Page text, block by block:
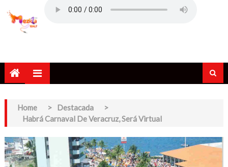
Home > Destacada
>
Habrá Carnaval De Veracruz, Será Virtual